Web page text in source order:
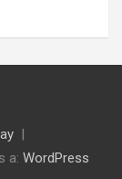
a: WordPress